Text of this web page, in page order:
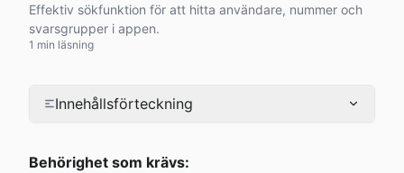
Effektiv sökfunktion för att hitta användare, nummer och
svarsgrupper i appen.
1 min läsning
Innehållsförteckning
Behörighet som krävs: